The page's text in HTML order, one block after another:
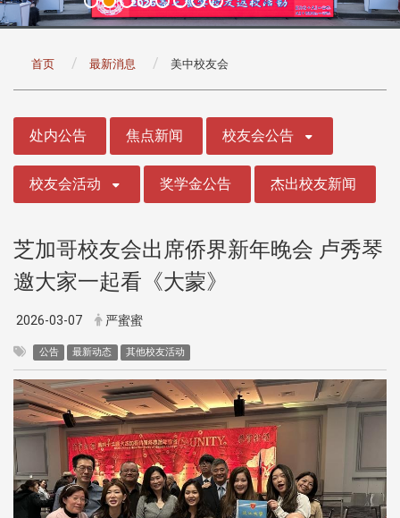
首页 最新消息 美中校友会
处内公告 焦点新闻 校友会公告
校友会活动 奖学金公告 杰出校友新闻
芝加哥校友会出席侨界新年晚会 卢秀琴
邀大家一起看《大蒙》
2026-03-07 严蜜蜜
公告 最新动态 其他校友活动